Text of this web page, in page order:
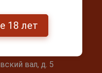
вал, д. 5
18 лет